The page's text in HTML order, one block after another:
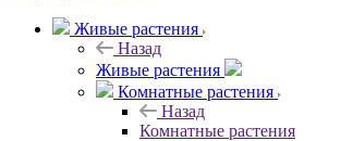
Живые растения
Назад
Живые растения
Комнатные растения
Назад
Комнатные растения